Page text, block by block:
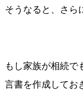
そうなると、さら
もし家族が相続で
言書を作成してお